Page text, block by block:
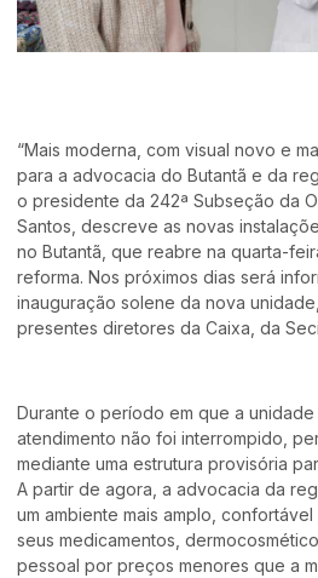
“Mais moderna, com visual novo e
para a advocacia do Butantã e da
o presidente da 242ª Subseção da
Santos, descreve as novas
no Butantã, que reabre na quarta-
reforma. Nos próximos dias será
inauguração solene da nova
presentes diretores da Caixa, da
Durante o período em que a
atendimento não foi interrompido,
mediante uma estrutura provisória
A partir de agora, a advocacia da
um ambiente mais amplo,
seus medicamentos,
pessoal por preços menores que a